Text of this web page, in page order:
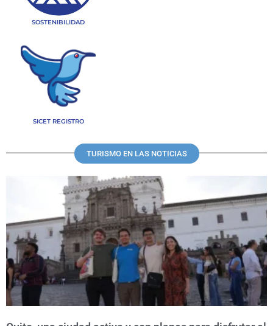
SOSTENIBILIDAD
SICET REGISTRO
TURISMO EN LAS NOTICIAS
P
a
g
e
P
a
e
P
a
g
e
P
a
g
e
P
a
g
e